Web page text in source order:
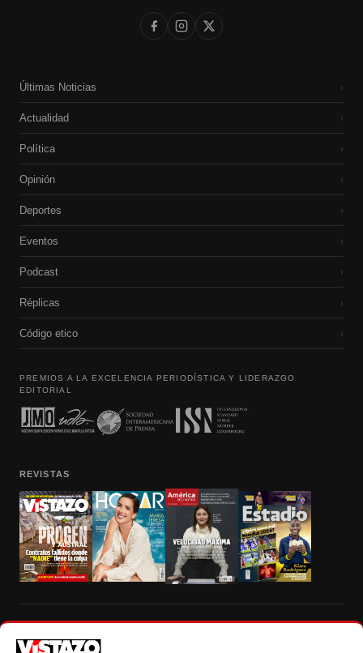
Últimas Noticias ›
Actualidad ›
Política ›
Opinión ›
Deportes ›
Eventos ›
Podcast ›
Réplicas ›
Código etico ›
PREMIOS A LA EXCELENCIA PERIODÍSTICA Y LIDERAZGO
EDITORIAL
REVISTAS
autorización escrita de su titular, de todos los contenidos de Vistazo.com.